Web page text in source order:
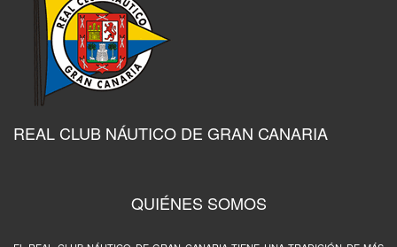
REAL CLUB NÁUTICO DE GRAN CANARIA
QUIÉNES SOMOS